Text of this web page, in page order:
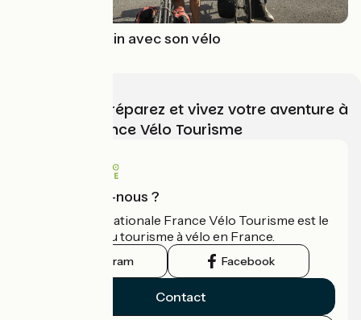
Voyager en train avec son vélo
Choisissez, préparez et vivez votre aventure à
vélo avec France Vélo Tourisme
Qui sommes-nous ?
L'association nationale France Vélo Tourisme est le
guide officiel du tourisme à vélo en France.
Instagram Facebook
Contact